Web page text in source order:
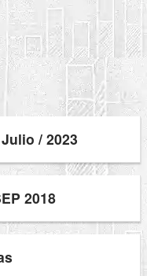
/ 2023
2018